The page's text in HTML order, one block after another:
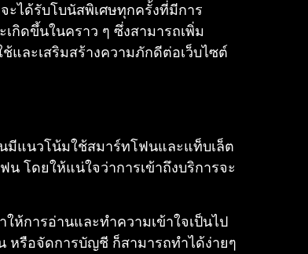
ะได้รับโบนัสพิเศษทุกครั้งที่มีการ
กิดขึ้นในคราว ๆ ซึ่งสามารถเพิ่ม
ละเสริมสร้างความภักดีต่อเว็บไซต์
มีแนวโน้มใช้สมาร์ทโฟนและแท็บเล็ต
น โดยให้แน่ใจว่าการเข้าถึงบริการจะ
ห้การอ่านและทำความเข้าใจเป็นไป
หรือจัดการบัญชี ก็สามารถทำได้ง่ายๆ